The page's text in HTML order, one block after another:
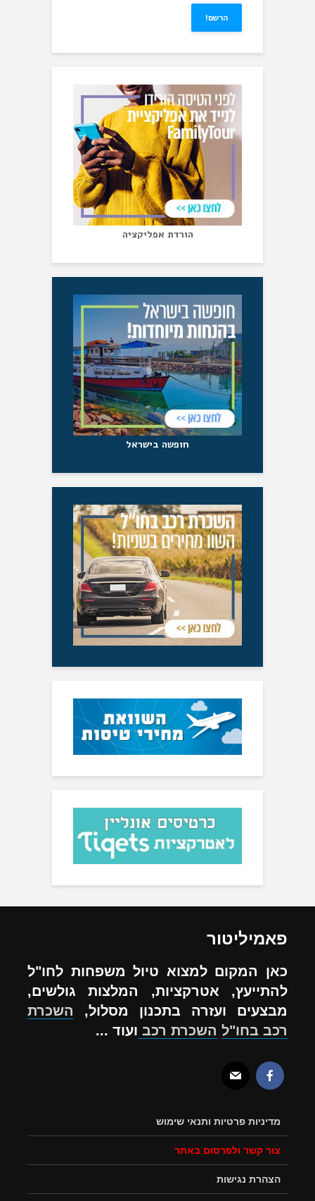
הורדת אפליקציה
חופשה בישראל
פאמיליטור
כאן המקום למצוא טיול משפחות לחו"ל
להתייעץ, אטרקציות, המלצות גולשים,
מבצעים ועזרה בתכנון מסלול, השכרת
רכב בחו"ל השכרת רכב ועוד ...
מדיניות פרטיות ותנאי שימוש
צור קשר ולפרסום באתר
הצהרת נגישות